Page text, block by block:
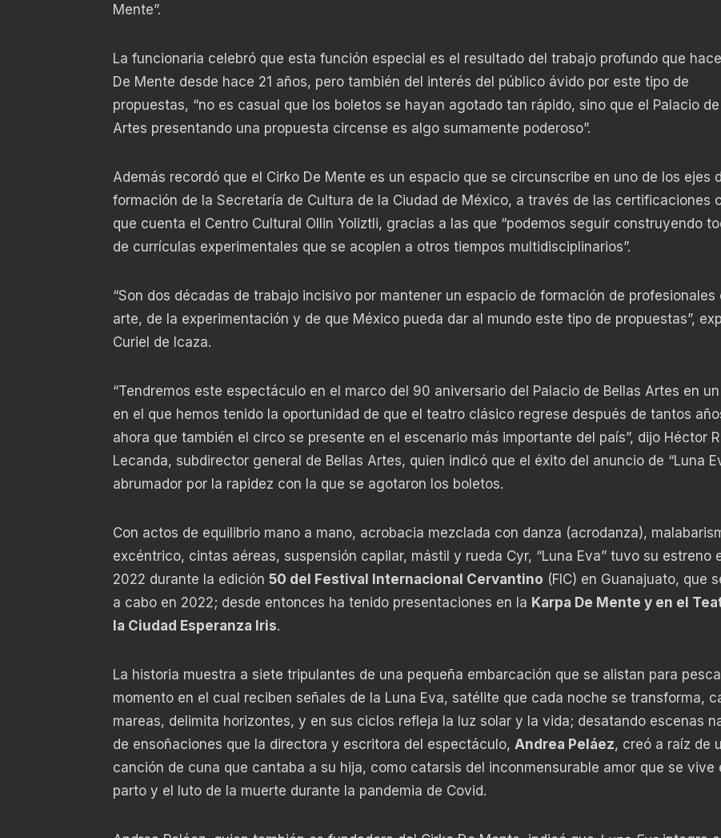
Mente”.
La funcionaria celebró que esta función especial es el resultado del trabajo profundo que
De Mente desde hace 21 años, pero también del interés del público ávido por este tipo de
propuestas, “no es casual que los boletos se hayan agotado tan rápido, sino que el Palacio de
Artes presentando una propuesta circense es algo sumamente poderoso”.
Además recordó que el Cirko De Mente es un espacio que se circunscribe en uno de los ejes
formación de la Secretaría de Cultura de la Ciudad de México, a través de las certificaciones
que cuenta el Centro Cultural Ollin Yoliztli, gracias a las que “podemos seguir construyendo
de currículas experimentales que se acoplen a otros tiempos multidisciplinarios”.
“Son dos décadas de trabajo incisivo por mantener un espacio de formación de profesionales
arte, de la experimentación y de que México pueda dar al mundo este tipo de propuestas”,
Curiel de Icaza.
“Tendremos este espectáculo en el marco del 90 aniversario del Palacio de Bellas Artes en
en el que hemos tenido la oportunidad de que el teatro clásico regrese después de tantos
ahora que también el circo se presente en el escenario más importante del país”, dijo Héctor
Lecanda, subdirector general de Bellas Artes, quien indicó que el éxito del anuncio de “Luna
abrumador por la rapidez con la que se agotaron los boletos.
Con actos de equilibrio mano a mano, acrobacia mezclada con danza (acrodanza),
excéntrico, cintas aéreas, suspensión capilar, mástil y rueda Cyr, “Luna Eva” tuvo su estreno
2022 durante la edición 50 del Festival Internacional Cervantino (FIC) en Guanajuato, que
a cabo en 2022; desde entonces ha tenido presentaciones en la Karpa De Mente y en el
la Ciudad Esperanza Iris.
La historia muestra a siete tripulantes de una pequeña embarcación que se alistan para
momento en el cual reciben señales de la Luna Eva, satélite que cada noche se transforma,
mareas, delimita horizontes, y en sus ciclos refleja la luz solar y la vida; desatando escenas
de ensoñaciones que la directora y escritora del espectáculo, Andrea Peláez, creó a raíz de
canción de cuna que cantaba a su hija, como catarsis del inconmensurable amor que se vive
parto y el luto de la muerte durante la pandemia de Covid.